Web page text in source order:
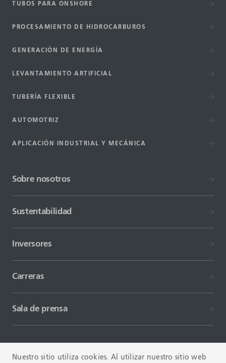
TUBOS PARA ONSHORE
PROCESAMIENTO DE HIDROCARBUROS
GENERACIÓN DE ENERGÍA
LEVANTAMIENTO ARTIFICIAL
TUBERÍA FLEXIBLE
AUTOMOTRIZ
APLICACIÓN INDUSTRIAL Y MECÁNICA
Sobre nosotros
Sustentabilidad
Inversores
Carreras
Sala de prensa
Nuestro sitio utiliza cookies. Al utilizar nuestro sitio web